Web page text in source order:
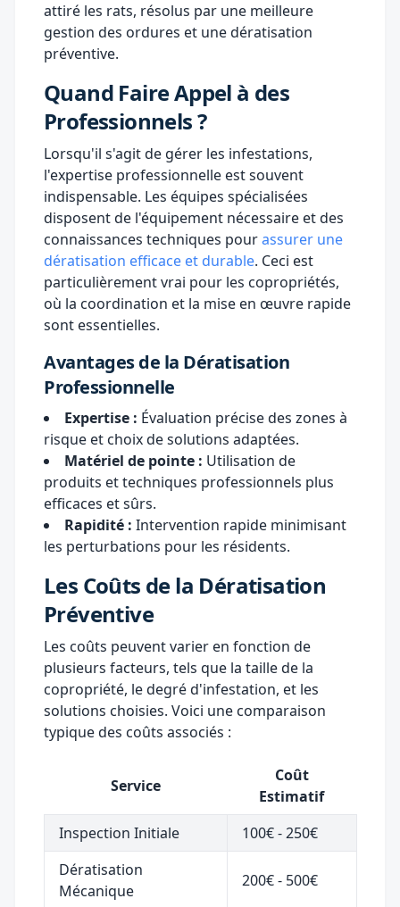
attiré les rats, résolus par une meilleure
gestion des ordures et une dératisation
préventive.
Quand Faire Appel à des
Professionnels ?
Lorsqu'il s'agit de gérer les infestations,
l'expertise professionnelle est souvent
indispensable. Les équipes spécialisées
disposent de l'équipement nécessaire et des
connaissances techniques pourassurer une
dératisation efficace et durable. Ceci est
particulièrement vrai pour les copropriétés,
où la coordination et la mise en œuvre rapide
sont essentielles.
Avantages de la Dératisation
Professionnelle
Expertise : Évaluation précise des zones à
risque et choix de solutions adaptées.
Matériel de pointe : Utilisation de
produits et techniques professionnels plus
efficaces et sûrs.
Rapidité : Intervention rapide minimisant
les perturbations pour les résidents.
Les Coûts de la Dératisation
Préventive
Les coûts peuvent varier en fonction de
plusieurs facteurs, tels que la taille de la
copropriété, le degré d'infestation, et les
solutions choisies. Voici une comparaison
typique des coûts associés :
Service
Coût
Estimatif
Inspection Initiale
100€ - 250€
Dératisation
Mécanique
200€ - 500€